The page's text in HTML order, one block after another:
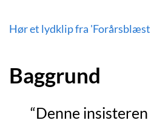
Hør et lydklip fra 'Forårsblæst
Baggrund
“Denne